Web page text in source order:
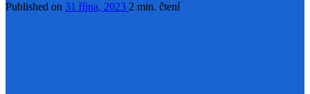
Published on 31 října, 2023 2 min. čtení